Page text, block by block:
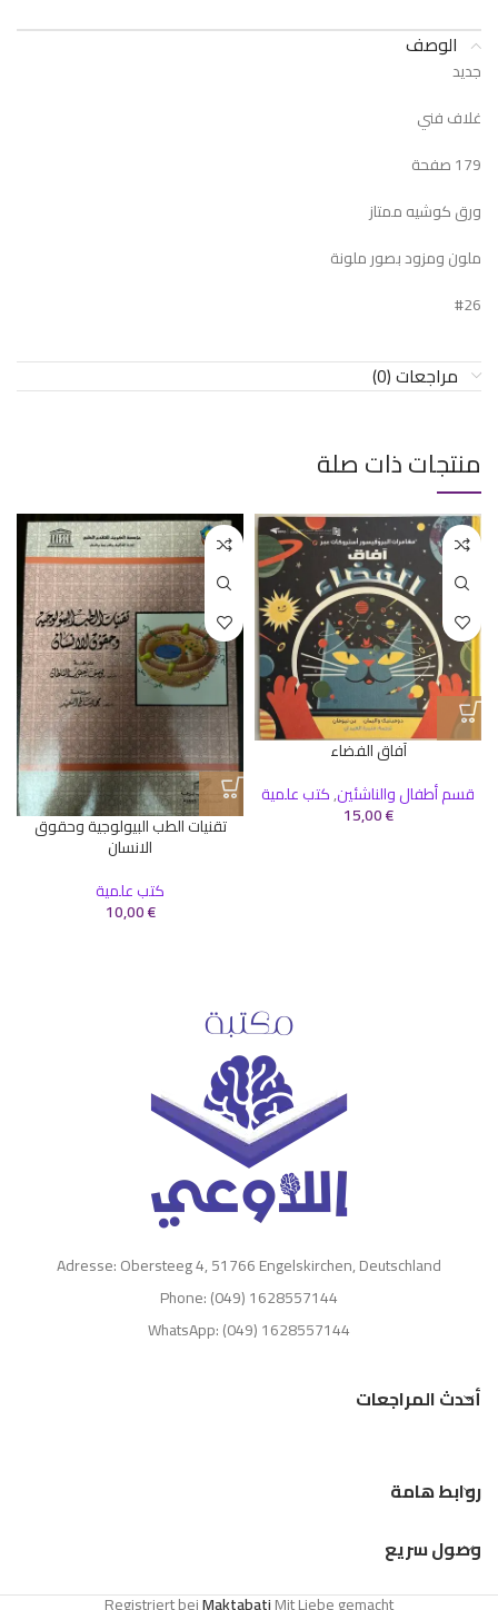
الوصف
جديد
غلاف فني
179 صفحة
ورق كوشيه ممتاز
ملون ومزود بصور ملونة
#26
مراجعات (0)
منتجات ذات صلة
آفاق الفضاء
قسم أطفال والناشئين,كتب علمية
15,00€ تقنيات الطب البيولوجية وحقوق
الانسان
كتب علمية
10,00€
Adresse: Obersteeg 4, 51766 Engelskirchen, Deutschland
Phone: (049) 1628557144
WhatsApp: (049) 1628557144
أحدث المراجعات
روابط هامة
وصول سريع